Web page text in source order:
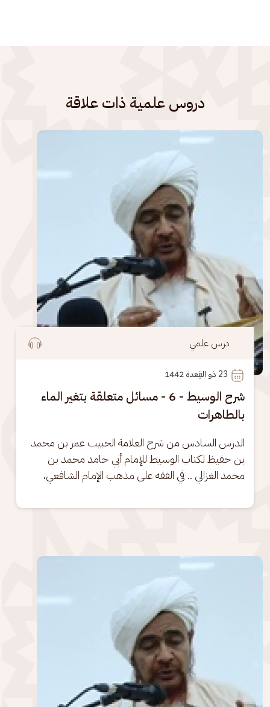
دروس علمية ذات علاقة
الصورة
درس علمي
23
شرح الوسيط - 6 - مسائل متعلقة بتغير الماء
بالطاهرات
الدرس السادس من شرح العلامة الحبيب عمر بن محمد
بن حفيظ لكتاب الوسيط للإمام أبي حامد محمد بن
محمد الغزالي .. في الفقه على مذهب الإمام الشافعي،
الصورة